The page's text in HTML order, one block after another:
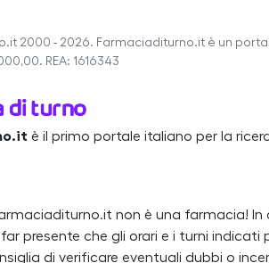
2000 - 2026. Farmaciaditurno.it è un portale
REA: 1616343
è il primo portale italiano per la
non è una farmacia!
far presente che gli orari e i turni
di verificare eventuali dubbi o